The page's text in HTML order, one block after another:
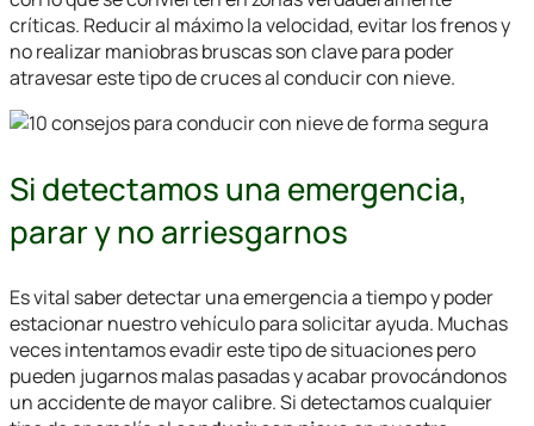
críticas. Reducir al máximo la velocidad, evitar los frenos y
no realizar maniobras bruscas son clave para poder
atravesar este tipo de cruces alconducir con nieve.
Si detectamos una emergencia,
parar y no arriesgarnos
Es vital saber detectar una emergencia a tiempo y poder
estacionar nuestro vehículo para solicitar ayuda. Muchas
veces intentamos evadir este tipo de situaciones pero
pueden jugarnos malas pasadas y acabar provocándonos
un accidente de mayor calibre. Si detectamos cualquier